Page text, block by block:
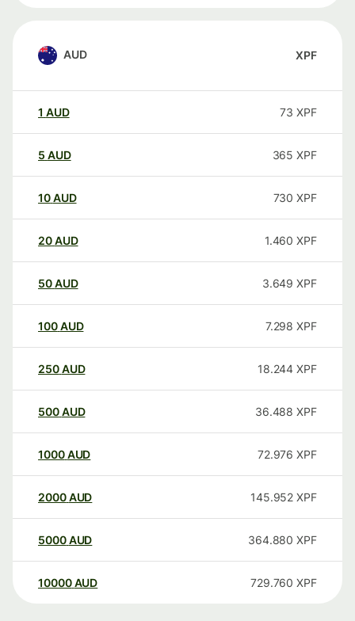
AUD XPF
1 AUD 73 XPF
5 AUD 365 XPF
10AUD 730 XPF
20AUD 1.460 XPF
50AUD 3.649 XPF
100AUD 7.298 XPF
250AUD 18.244 XPF
500AUD 36.488 XPF
1000AUD 72.976 XPF
2000AUD 145.952 XPF
5000AUD 364.880 XPF
10000 AUD 729.760 XPF